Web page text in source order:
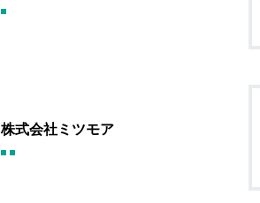
株式会社ミツモア